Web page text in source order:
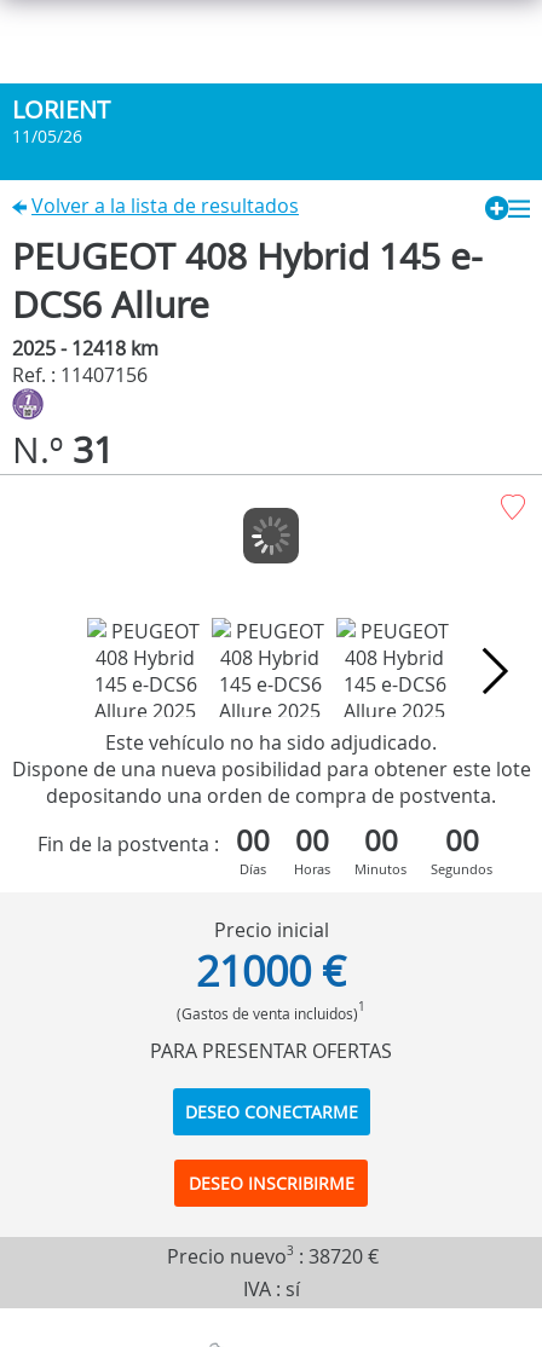
LORIENT
11/05/26
Volver a la lista de resultados
PEUGEOT 408 Hybrid 145 e-
DCS6 Allure
2025 - 12418 km
Ref. : 11407156
N.º 31
Este vehículo no ha sido adjudicado.
Dispone de una nueva posibilidad para obtener este lote
depositando una orden de compra de postventa.
Fin de la postventa :
00
Días
00
Horas
00
Minutos
00
Segundos
Precio inicial
21000 €
(Gastos de venta incluidos)1
PARA PRESENTAR OFERTAS
DESEO CONECTARME
DESEO INSCRIBIRME
Precio nuevo3 : 38720 €
IVA : sí